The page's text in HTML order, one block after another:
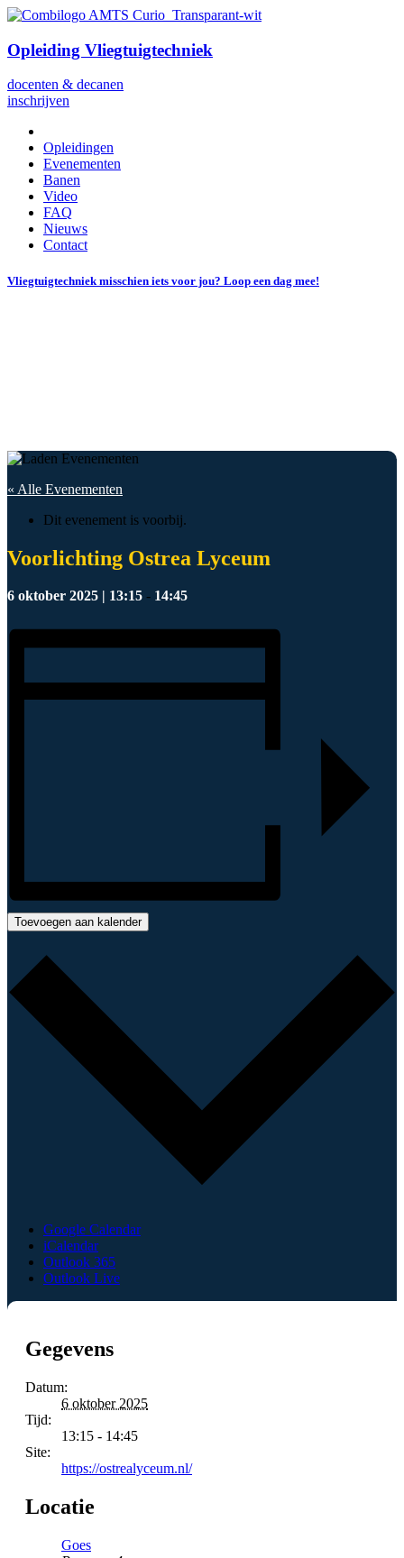
Opleiding Vliegtuigtechniek
docenten & decanen
inschrijven
Opleidingen
Evenementen
Banen
Video
FAQ
Nieuws
Contact
Vliegtuigtechniek misschien iets voor jou? Loop een dag mee!
« Alle Evenementen
Dit evenement is voorbij.
Voorlichting Ostrea Lyceum
6 oktober 2025 | 13:15 - 14:45
Toevoegen aan kalender
Google Calendar
iCalendar
Outlook 365
Outlook Live
Gegevens
Datum:
6 oktober 2025
Tijd:
13:15 - 14:45
Site:
https://ostrealyceum.nl/
Locatie
Goes